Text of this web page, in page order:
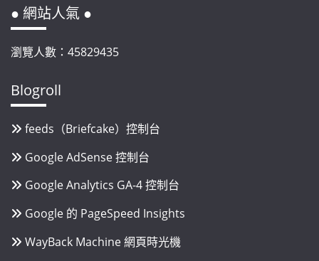
● 網站人氣 ●
瀏覽人數：45829435
Blogroll
feeds（Briefcake）控制台
Google AdSense 控制台
Google Analytics GA-4 控制台
Google 的 PageSpeed Insights
WayBack Machine 網頁時光機